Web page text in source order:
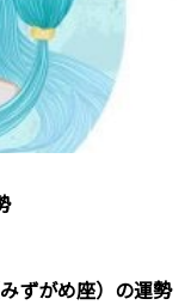
ずがめ座）の運勢